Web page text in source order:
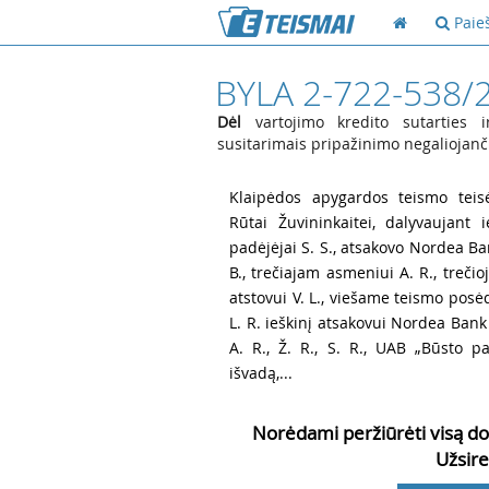
BYLA 2-722-538/
Dėl vartojimo kredito sutarties
susitarimais pripažinimo
Klaipėdos apygardos teismo
Rūtai Žuvininkaitei, dalyvaujant
padėjėjai S. S., atsakovo Nordea
B., trečiajam asmeniui A. R.,
atstovui V. L., viešame teismo
L. R. ieškinį atsakovui Nordea
A. R., Ž. R., S. R., UAB „Būsto
išvadą,...
Norėdami peržiūrėti visą